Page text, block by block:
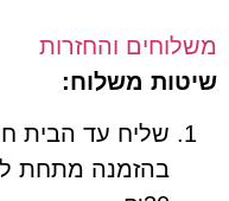
והחזרות
משלוח: